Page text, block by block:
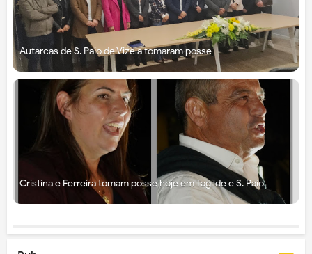
Autarcas de S. Paio de Vizela tomaram posse
Cristina e Ferreira tomam posse hoje em Tagilde e S. Paio